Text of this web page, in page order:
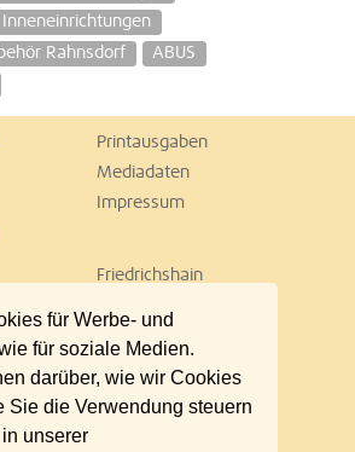
für Werbe- und
für soziale Medien.
darüber, wie wir Cookies
Sie die Verwendung steuern
unserer
Inneneinrichtungen
Rahnsdorf
ABUS
Printausgaben
Mediadaten
Impressum
Friedrichshain
Marzahn
Neukölln